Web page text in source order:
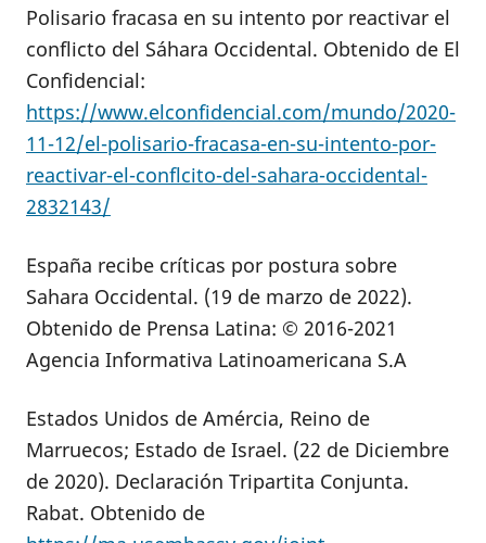
Polisario fracasa en su intento por reactivar el
conflicto del Sáhara Occidental. Obtenido de El
Confidencial:
https://www.elconfidencial.com/mundo/2020-
11-12/el-polisario-fracasa-en-su-intento-por-
reactivar-el-conflcito-del-sahara-occidental-
2832143/
España recibe críticas por postura sobre
Sahara Occidental. (19 de marzo de 2022).
Obtenido de Prensa Latina: © 2016-2021
Agencia Informativa Latinoamericana S.A
Estados Unidos de Amércia, Reino de
Marruecos; Estado de Israel. (22 de Diciembre
de 2020). Declaración Tripartita Conjunta.
Rabat. Obtenido de